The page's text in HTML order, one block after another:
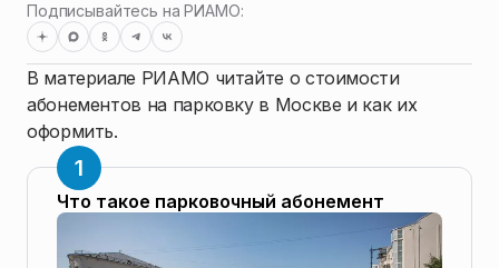
Подписывайтесь на РИАМО:
В материале РИАМО читайте о стоимости
абонементов на парковку в Москве и как их
оформить.
Что такое парковочный абонемент